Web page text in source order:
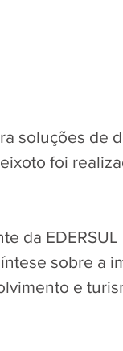
soluções de
foi
da
sobre a
e